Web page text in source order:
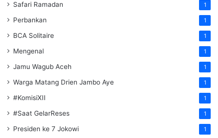
Safari Ramadan 1
Perbankan 1
BCA Solitaire 1
Mengenal 1
Jamu Wagub Aceh 1
Warga Matang Drien Jambo Aye 1
#KomisiXII 1
#Saat GelarReses 1
Presiden ke 7 Jokowi 1